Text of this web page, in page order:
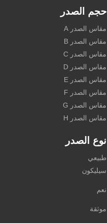
حجم الصدر
مقاس الصدر A
مقاس الصدر B
مقاس الصدر C
مقاس الصدر D
مقاس الصدر E
مقاس الصدر F
مقاس الصدر G
مقاس الصدر H
نوع الصدر
طبيعي
سيليكون
نعم
موثقة